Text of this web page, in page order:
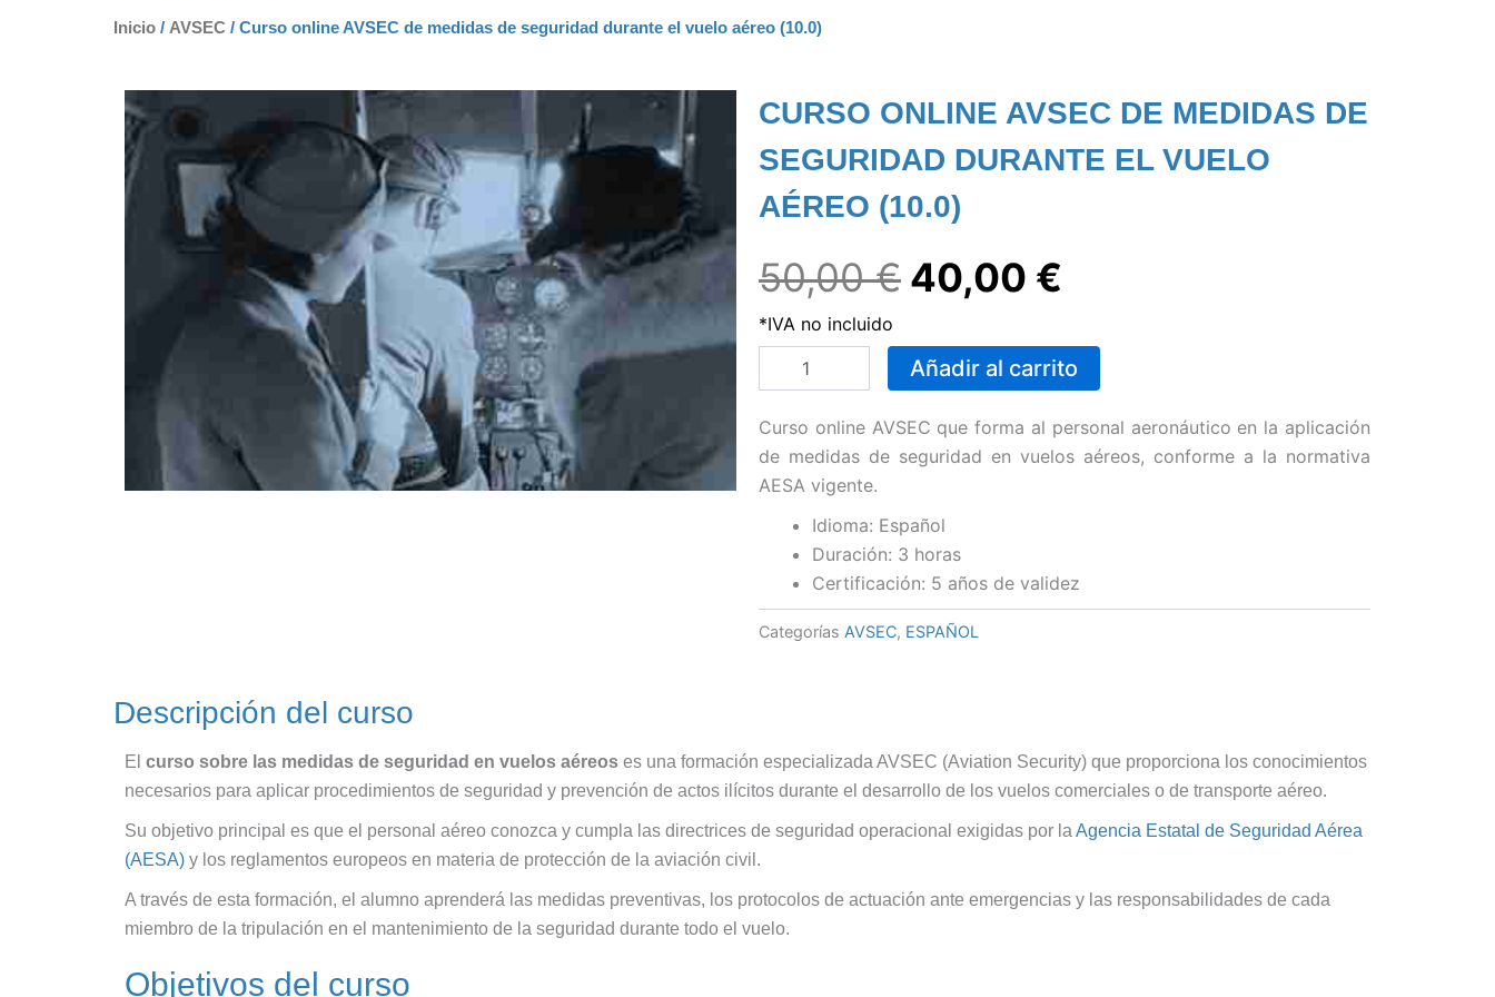
Inicio / AVSEC / Curso online AVSEC de medidas de seguridad durante el vuelo aéreo (10.0)
CURSO ONLINE AVSEC DE MEDIDAS DE
SEGURIDAD DURANTE EL VUELO
AÉREO (10.0)
50,00€ El
precio
original
era:
50,00 €.
40,00 €
precio
actual
es:
*IVA no incluido
de
de
seguridad
vuelo
aéreo
cantidad
Añadir al carrito
Curso online AVSEC que forma al personal aeronáutico en la aplicación
de medidas de seguridad en vuelos aéreos, conforme a la normativa
AESA vigente.
Idioma: Español
Duración: 3 horas
Certificación: 5 años de validez
Categorías AVSEC, ESPAÑOL
Descripción del curso
El curso sobre las medidas de seguridad en vuelos aéreos es una formación especializada AVSEC (Aviation Security) que proporciona los conocimientos
necesarios para aplicar procedimientos de seguridad y prevención de actos ilícitos durante el desarrollo de los vuelos comerciales o de transporte aéreo.
Su objetivo principal es que el personal aéreo conozca y cumpla las directrices de seguridad operacional exigidas por la Agencia Estatal de Seguridad Aérea
(AESA) y los reglamentos europeos en materia de protección de la aviación civil.
A través de esta formación, el alumno aprenderá las medidas preventivas, los protocolos de actuación ante emergencias y las responsabilidades de cada
miembro de la tripulación en el mantenimiento de la seguridad durante todo el vuelo.
Objetivos del curso